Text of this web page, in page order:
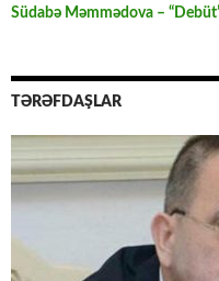
Südabə Məmmədova –
TƏRƏFDAŞLAR